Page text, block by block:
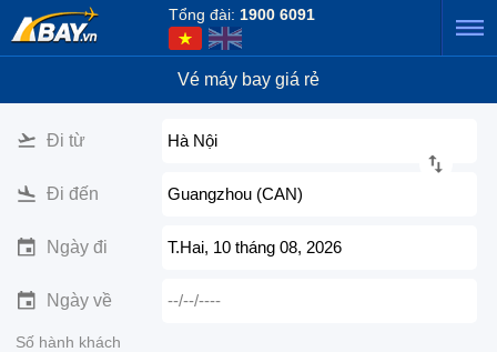
Tổng đài: 1900 6091
Vé máy bay giá rẻ
Đi từ Hà Nội
Đi đến Guangzhou (CAN)
Ngày đi T.Hai, 10 tháng 08, 2026
Ngày về --/--/----
Số hành khách